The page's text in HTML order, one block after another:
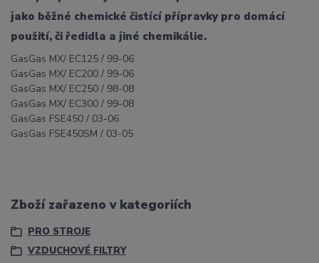
jako běžné chemické čistící přípravky pro domácí
použití, či ředidla a jiné chemikálie.
GasGas MX/ EC125 / 99-06
GasGas MX/ EC200 / 99-06
GasGas MX/ EC250 / 98-08
GasGas MX/ EC300 / 99-08
GasGas FSE450 / 03-06
GasGas FSE450SM / 03-05
Zboží zařazeno v kategoriích
PRO STROJE
VZDUCHOVÉ FILTRY